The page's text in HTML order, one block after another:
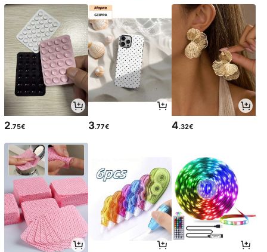
2.75€ 3.77€ 4.32€